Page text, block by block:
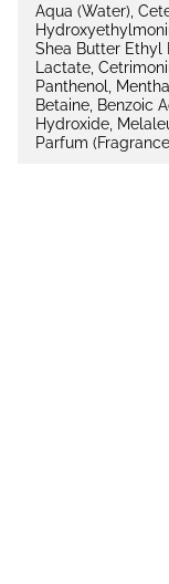
Aqua (Water),
Shea Butter Ethyl
Lactate,
Panthenol,
Betaine, Benzoic
Hydroxide,
Parfum